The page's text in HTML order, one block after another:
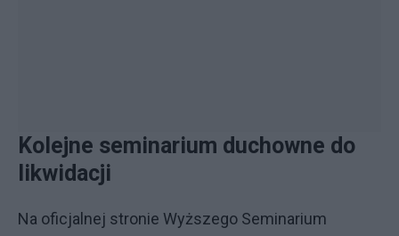
Kolejne seminarium duchowne do
likwidacji
Na oficjalnej stronie Wyższego Seminarium